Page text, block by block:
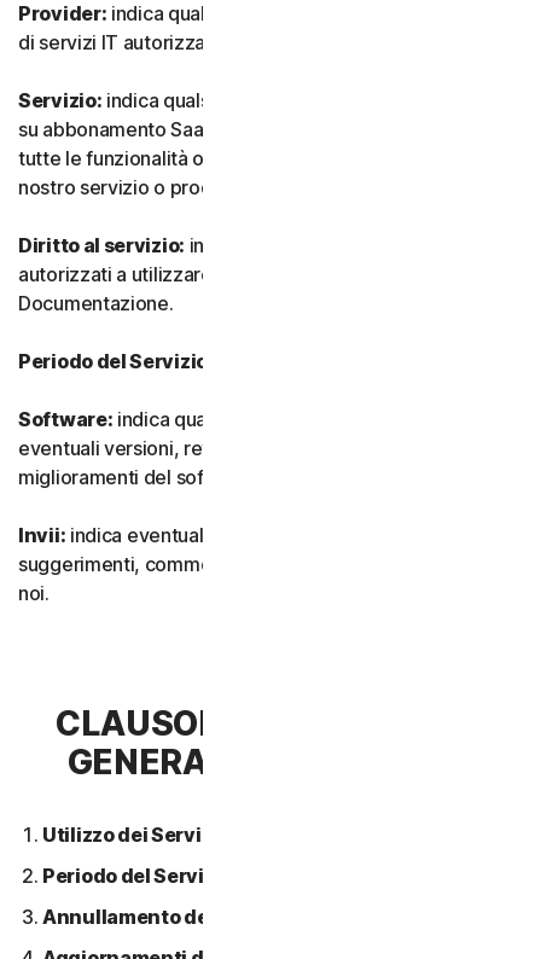
Provider: indica qualsiasi nostro rivenditore o provider
di servizi IT autorizzato.
Servizio: indica qualsiasi nostro servizio o offerta basata
su abbonamento SaaS (software as-a-service) insieme a
tutte le funzionalità o servizi associati, nonché qualsiasi
nostro servizio o prodotto una tantum.
Diritto al servizio: indica il numero e il tipo di Dispositivi
autorizzati a utilizzare il Software, come specificato nella
Documentazione.
Periodo del Servizio:
Software: indica qualsiasi nostro software, inclusi
eventuali versioni, revisioni, aggiornamenti o
miglioramenti del software.
Invii: indica eventuali feedback, recensioni,
suggerimenti, commenti o idee relativi ai Servizi inviati a
noi.
CLAUSOLA 2 - CONDIZIONI
GENERALI DEL SERVIZIO
Utilizzo dei Servizi.
Periodo del Servizio.
Annullamento del Servizio.